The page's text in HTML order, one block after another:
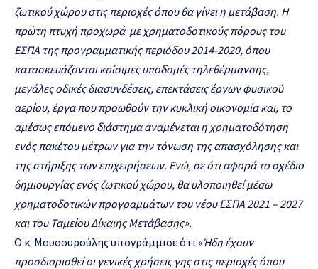
ζωτικού χώρου στις περιοχές όπου θα γίνει η μετάβαση. Η
πρώτη πτυχή προχωρά με χρηματοδοτικούς πόρους του
ΕΣΠΑ της προγραμματικής περιόδου 2014-2020, όπου
κατασκευάζονται κρίσιμες υποδομές τηλεθέρμανσης,
μεγάλες οδικές διασυνδέσεις, επεκτάσεις έργων φυσικού
αερίου, έργα που προωθούν την κυκλική οικονομία και, το
αμέσως επόμενο διάστημα αναμένεται η χρηματοδότηση
ενός πακέτου μέτρων για την τόνωση της απασχόλησης και
της στήριξης των επιχειρήσεων. Ενώ, σε ότι αφορά το σχέδιο
δημιουργίας ενός ζωτικού χώρου, θα υλοποιηθεί μέσω
χρηματοδοτικών προγραμμάτων του νέου ΕΣΠΑ 2021 – 2027
και του Ταμείου Δίκαιης Μετάβασης».
Ο κ. Μουσουρούλης υπογράμμισε ότι «Ήδη έχουν
προσδιορισθεί οι γενικές χρήσεις γης στις περιοχές όπου